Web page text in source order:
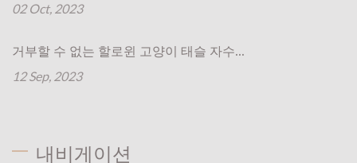
02 Oct, 2023
거부할 수 없는 할로윈 고양이 태슬 자수...
12 Sep, 2023
내비게이션